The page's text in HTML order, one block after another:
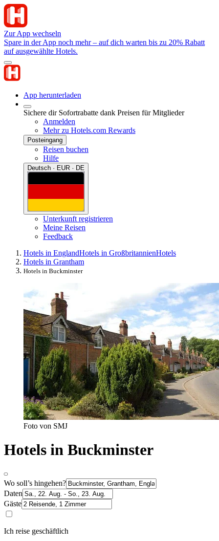
Zur App wechseln
Spare in der App noch mehr – auf dich warten bis zu 20% Rabatt
auf ausgewählte Hotels.
App herunterladen
Sichere dir Sofortrabatte dank Preisen für Mitglieder
Anmelden
Mehr zu Hotels.com Rewards
Posteingang
Reisen buchen
Hilfe
Deutsch · EUR · DE
Unterkunft registrieren
Meine Reisen
Feedback
Hotels in EnglandHotels in GroßbritannienHotels
Hotels in Grantham
Hotels in Buckminster
Foto von SMJ
Hotels in Buckminster
Wo soll’s hingehen?
Daten
Gäste
Ich reise geschäftlich